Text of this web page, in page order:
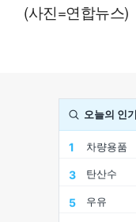
(사진=연합뉴스)